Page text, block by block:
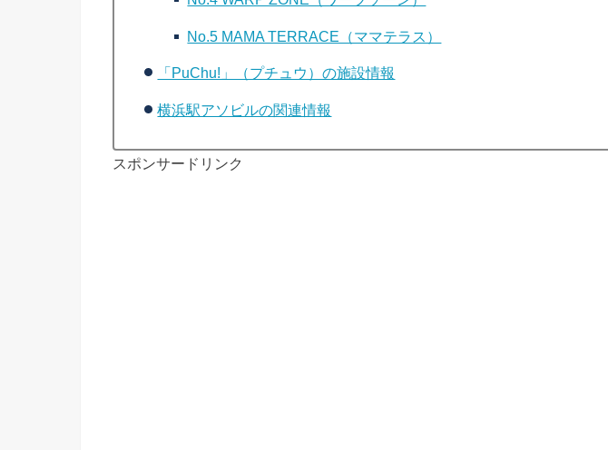
No.5 MAMA TERRACE（ママテラス）
「PuChu!」（プチュウ）の施設情報
横浜駅アソビルの関連情報
スポンサードリンク